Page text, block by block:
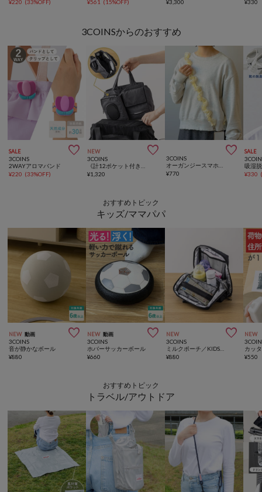
¥220 (33%OFF) ¥561 (15%OFF) ¥3,300 ¥330
3COINSからのおすすめ
SALE 
3COINS
2WAYアロマバンド
¥220 (33%OFF)
NEW 
3COINS
¥1,320

3COINS
¥770
SALE
吸湿
¥330
おすすめトピック
キッズ/ママパパ
NEW 動画 
3COINS
音が静かなボール
¥880
NEW 動画 
3COINS
ホバーサッカーボール
¥660
NEW 
3COINS
ミルクポーチ／KIDSトラベル
¥880
NEW
¥550
おすすめトピック
トラベル/アウトドア